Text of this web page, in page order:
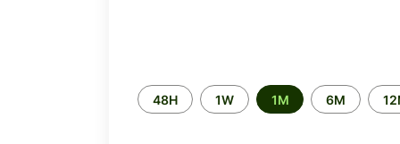
Time
period
48H 1W 1M 6M